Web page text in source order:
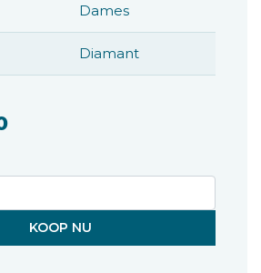
Dames
Diamant
KOOP NU